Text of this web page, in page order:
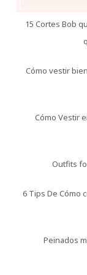
15 Cortes Bob
Cómo vestir
Cómo Vestir
Outfits
6 Tips De Cómo
Peinados